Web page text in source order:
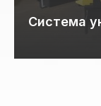
Система